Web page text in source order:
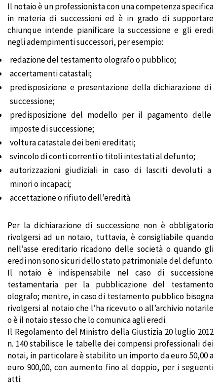
Il notaio è un professionista con una competenza specifica
in materia di successioni ed è in grado di supportare
chiunque intende pianificare la successione e gli eredi
negli adempimenti successori, per esempio:
redazione del testamento olografo o pubblico;
accertamenti catastali;
predisposizione e presentazione della dichiarazione di
successione;
predisposizione del modello per il pagamento delle
imposte di successione;
voltura catastale dei beni ereditati;
svincolo di conti correnti o titoli intestati al defunto;
autorizzazioni giudiziali in caso di lasciti devoluti a
minori o incapaci;
accettazione o rifiuto dell’eredità.
Per la dichiarazione di successione non è obbligatorio
rivolgersi ad un notaio, tuttavia, è consigliabile quando
nell’asse ereditario ricadono delle società o quando gli
eredi non sono sicuri dello stato patrimoniale del defunto.
Il notaio è indispensabile nel caso di successione
testamentaria per la pubblicazione del testamento
olografo; mentre, in caso di testamento pubblico bisogna
rivolgersi al notaio che l’ha ricevuto o all’archivio notarile
o è il notaio stesso che lo comunica agli eredi.
Il Regolamento del Ministro della Giustizia 20 luglio 2012
n. 140 stabilisce le tabelle dei compensi professionali dei
notai, in particolare è stabilito un importo da euro 50,00 a
euro 900,00, con aumento fino al doppio, per i seguenti
atti: